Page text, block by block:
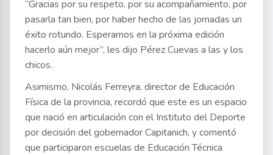
“Gracias por su respeto, por su acompañamiento, por
pasarla tan bien, por haber hecho de las jornadas un
éxito rotundo. Esperamos en la próxima edición
hacerlo aún mejor”, les dijo Pérez Cuevas a las y los
chicos.
Asimismo, Nicolás Ferreyra, director de Educación
Física de la provincia, recordó que este es un espacio
que nació en articulación con el Instituto del Deporte
por decisión del gobernador Capitanich, y comentó
que participaron escuelas de Educación Técnica